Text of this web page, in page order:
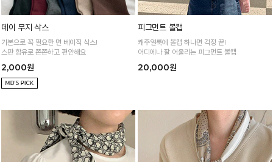
데이 무지 삭스
기본으로 꼭 필요한 면 베이직 삭스!
스판 함유로 쫀쫀하고 편안해요
2,000원
피그먼트 볼캡
캐주얼룩에 볼캡 하나면 걱정 끝!
어디에나 잘 어울리는 피그먼트 볼캡
20,000원